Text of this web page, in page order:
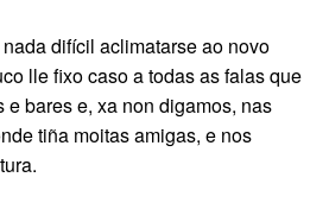
difícil aclimatarse ao novo
lle fixo caso a todas as falas que
e bares e, xa non digamos, nas
tiña moitas amigas, e nos